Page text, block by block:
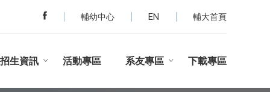
輔幼中心 EN 輔大首頁
招生資訊 活動專區 系友專區 下載專區